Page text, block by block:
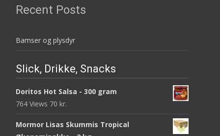
Recent Posts
Bamser og plysdyr
Slick, Drikke, Snacks
Doritos Hot Salsa - 300 gram
764 Views 70 kr.
Mormor Lisas Skummis Tropical